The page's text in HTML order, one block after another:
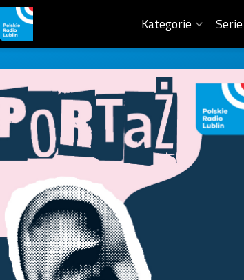
Kategorie Serie